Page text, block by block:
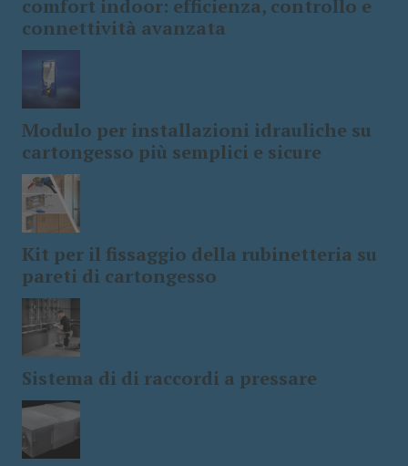
comfort indoor: efficienza, controllo e
connettività avanzata
Modulo per installazioni idrauliche su
cartongesso più semplici e sicure
Kit per il fissaggio della rubinetteria su
pareti di cartongesso
Sistema di di raccordi a pressare